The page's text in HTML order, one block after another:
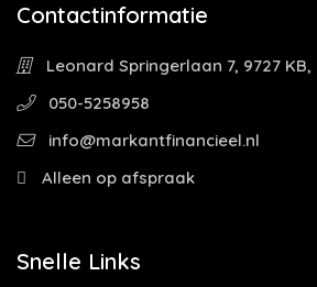
Contactinformatie
Leonard Springerlaan 7, 9727
050-5258958
info@markantfinancieel.nl
Alleen op afspraak
Snelle Links